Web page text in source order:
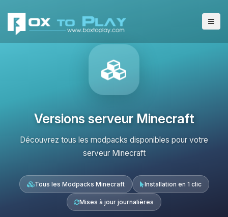
Versions serveur Minecraft
Découvrez tous les modpacks disponibles pour votre
serveur Minecraft
Tous les Modpacks Minecraft Installation en 1 clic
Mises à jour journalières